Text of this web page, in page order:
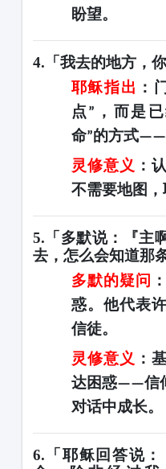
盼望。
4.「我去的地方，
耶稣指出 ：
点 ” ，而是
命”的方式——
灵修意义 ：
不需要地图，
5.「多默说：『主
去，怎么会知道那
多默的疑问
惑。他代表
信徒。
灵修意义 ：
达困惑——信
对话中成长。
6.「耶稣回答说